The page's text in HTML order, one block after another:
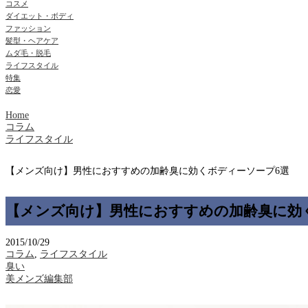
コスメ
ダイエット・ボディ
ファッション
髪型・ヘアケア
ムダ毛・脱毛
ライフスタイル
特集
恋愛
Home
コラム
ライフスタイル
【メンズ向け】男性におすすめの加齢臭に効くボディーソープ6選
【メンズ向け】男性におすすめの加齢臭に
2015/10/29
コラム
ライフスタイル
臭い
美メンズ編集部